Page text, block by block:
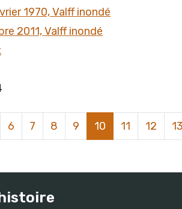
1970, Valff inondé
2011, Valff inondé
6 7 8 9 10 11 12